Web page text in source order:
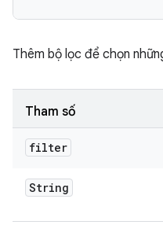
Thêm bộ lọc để chọn
Tham số
filter
String